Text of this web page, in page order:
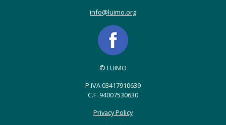
info@luimo.org
© LUIMO
P.IVA 03417910639
C.F. 94007530630
Privacy Policy